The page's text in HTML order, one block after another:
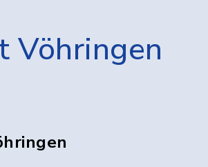
Vöhringen